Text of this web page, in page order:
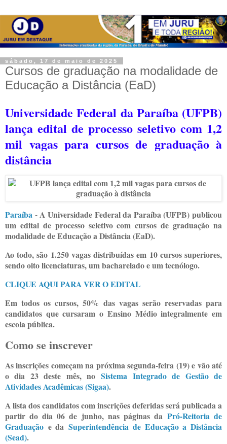
sábado, 17 de maio de 2025
Cursos de graduação na modalidade de
Educação a Distância (EaD)
Universidade Federal da Paraíba (UFPB)
lança edital de processo seletivo com 1,2
mil vagas para cursos de graduação à
distância
Paraíba - A Universidade Federal da Paraíba (UFPB) publicou
um edital de processo seletivo com cursos de graduação na
modalidade de Educação a Distância (EaD).
Ao todo, são 1.250 vagas distribuídas em 10 cursos superiores,
sendo oito licenciaturas, um bacharelado e um tecnólogo.
CLIQUE AQUI PARA VER O EDITAL
Em todos os cursos, 50% das vagas serão reservadas para
candidatos que cursaram o Ensino Médio integralmente em
escola pública.
Como se inscrever
As inscrições começam na próxima segunda-feira (19) e vão até
o dia 23 deste mês, noSistema Integrado de Gestão de
Atividades Acadêmicas (Sigaa).
A lista dos candidatos com inscrições deferidas será publicada a
partir do dia 06 de junho, nas páginas daPró-Reitoria de
Graduação e da Superintendência de Educação a Distância
(Sead).